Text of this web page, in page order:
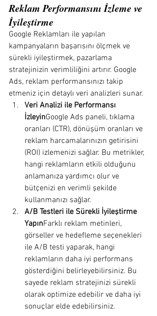
Reklam Performansını İzleme ve
İyileştirme
Google Reklamları ile yapılan
kampanyaların başarısını ölçmek ve
sürekli iyileştirmek, pazarlama
stratejinizin verimliliğini artırır. Google
Ads, reklam performansınızı takip
etmeniz için detaylı veri analizleri sunar.
Veri Analizi ile Performansı
İzleyinGoogle Ads paneli, tıklama
oranları (CTR), dönüşüm oranları ve
reklam harcamalarınızın getirisini
(ROI) izlemenizi sağlar. Bu metrikler,
hangi reklamların etkili olduğunu
anlamanıza yardımcı olur ve
bütçenizi en verimli şekilde
kullanmanızı sağlar.
A/B Testleri ile Sürekli İyileştirme
YapınFarklı reklam metinleri,
görseller ve hedefleme seçenekleri
ile A/B testi yaparak, hangi
reklamların daha iyi performans
gösterdiğini belirleyebilirsiniz. Bu
sayede reklam stratejinizi sürekli
olarak optimize edebilir ve daha iyi
sonuçlar elde edebilirsiniz.